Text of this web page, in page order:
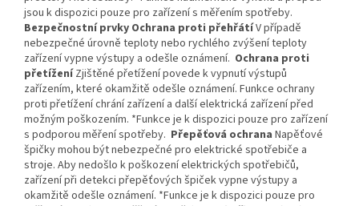
jsou k dispozici pouze pro zařízení s měřením spotřeby.
Bezpečnostní prvky Ochrana proti přehřátíV případě
nebezpečné úrovně teploty nebo rychlého zvýšení teploty
zařízení vypne výstupy a odešle oznámení. Ochrana proti
přetíženíZjištěné přetížení povede k vypnutí výstupů
zařízením, které okamžitě odešle oznámení. Funkce ochrany
proti přetížení chrání zařízení a další elektrická zařízení před
možným poškozením. *Funkce je k dispozici pouze pro zařízení
s podporou měření spotřeby. Přepěťová ochrana Napěťové
špičky mohou být nebezpečné pro elektrické spotřebiče a
stroje. Aby nedošlo k poškození elektrických spotřebičů,
zařízení při detekci přepěťových špiček vypne výstupy a
okamžitě odešle oznámení. *Funkce je k dispozici pouze pro